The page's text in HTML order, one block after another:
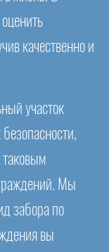
качественно и
участок
Мы
забора по
вы